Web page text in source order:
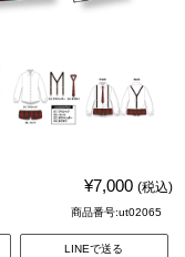
¥7,000 (税込)
商品番号:ut02065
LINEで送る